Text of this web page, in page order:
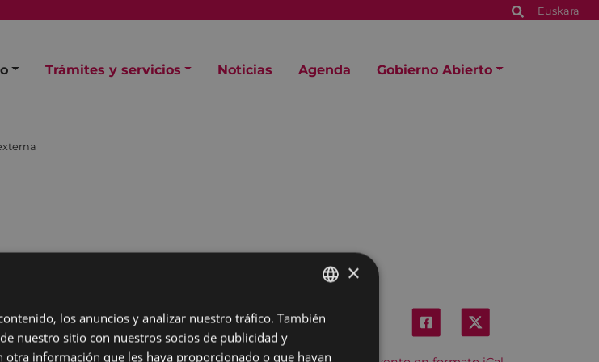
Euskara
Trámites y servicios Noticias Agenda Gobierno Abierto
BASQUE
×
los anuncios y analizar nuestro tráfico. También
nuestro sitio con nuestros socios de publicidad y
información que les haya proporcionado o que hayan